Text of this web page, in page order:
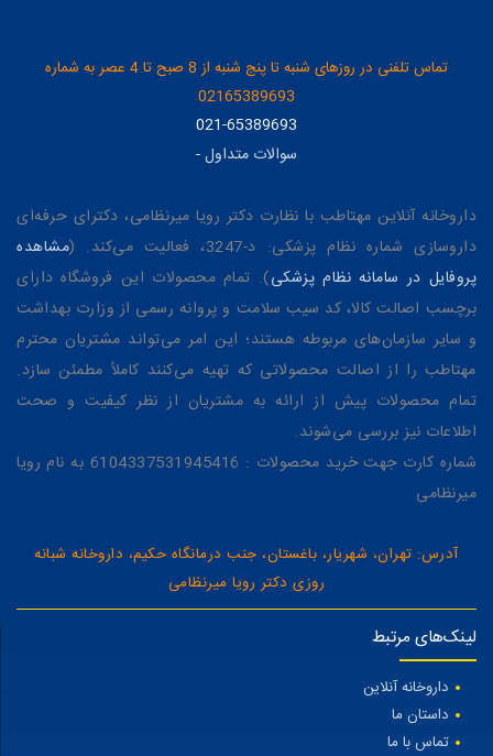
تماس تلفنی در روزهای شنبه تا پنج شنبه از 8 صبح تا 4 عصر به شماره
02165389693
021-65389693
سوالات متداول-
داروخانه آنلاین مهتاطب با نظارت دکتر رویا میرنظامی، دکترای حرفه‌ای
داروسازی شماره نظام پزشکی: د-3247، فعالیت می‌کند. (
مشاهده
پروفایل در سامانه نظام پزشکی). تمام محصولات این فروشگاه دارای
برچسب اصالت کالا، کد سیب سلامت و پروانه رسمی از وزارت بهداشت
و سایر سازمان‌های مربوطه هستند؛ این امر می‌تواند مشتریان محترم
مهتاطب را از اصالت محصولاتی که تهیه می‌کنند کاملاً مطمئن سازد.
تمام محصولات پیش از ارائه به مشتریان از نظر کیفیت و صحت
اطلاعات نیز بررسی می‌شوند.
شماره کارت جهت خرید محصولات : 6104337531945416 به نام رویا
میرنظامی
آدرس: تهران، شهریار، باغستان، جنب درمانگاه حکیم، داروخانه شبانه
روزی دکتر رویا میرنظامی
لینک‌های مرتبط
داروخانه آنلاین
داستان ما
تماس با ما